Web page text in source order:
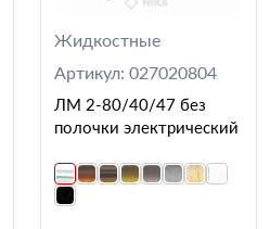
Жидкостные
Артикул: 027020804
ЛМ 2-80/40/47 без
полочки электрический